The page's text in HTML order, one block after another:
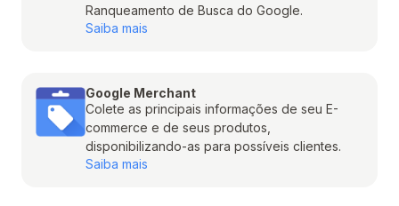
Ranqueamento de Busca do Google.
Saiba mais
Google Merchant
Colete as principais informações de seu E-
commerce e de seus produtos,
disponibilizando-as para possíveis clientes.
Saiba mais